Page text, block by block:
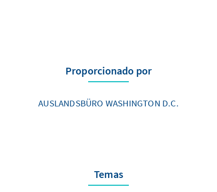
Proporcionado por
AUSLANDSBÜRO WASHINGTON D.C.
Temas